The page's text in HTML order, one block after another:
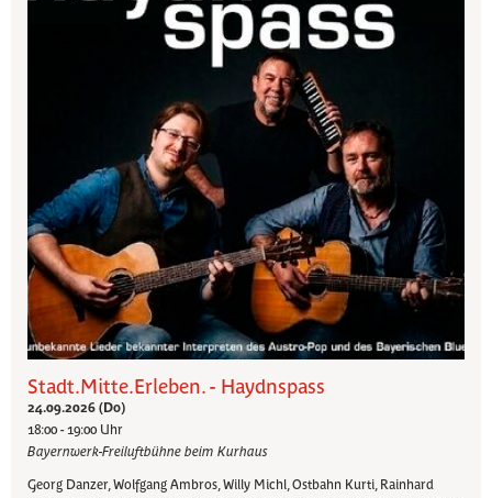
Stadt.Mitte.Erleben. - Haydnspass
24.09.2026 (Do)
18:00 - 19:00 Uhr
Bayernwerk-Freiluftbühne beim Kurhaus
Georg Danzer, Wolfgang Ambros, Willy Michl, Ostbahn Kurti, Rainhard